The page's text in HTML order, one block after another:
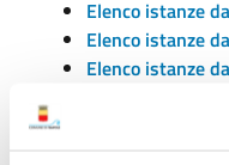
Elenco istanze
Elenco istanze
Elenco istanze
Elenco istanze
Elenco